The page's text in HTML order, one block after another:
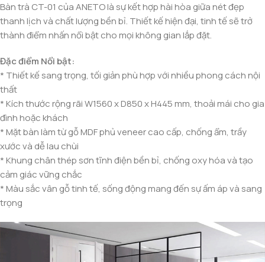
Bàn trà CT-01 của ANETO là sự kết hợp hài hòa giữa nét đẹp
thanh lịch và chất lượng bền bỉ. Thiết kế hiện đại, tinh tế sẽ trở
thành điểm nhấn nổi bật cho mọi không gian lắp đặt.
Đặc điểm Nổi bật:
* Thiết kế sang trọng, tối giản phù hợp với nhiều phong cách nội
thất
* Kích thước rộng rãi W1560 x D850 x H445 mm, thoải mái cho gia
đình hoặc khách
* Mặt bàn làm từ gỗ MDF phủ veneer cao cấp, chống ẩm, trầy
xước và dễ lau chùi
* Khung chân thép sơn tĩnh điện bền bỉ, chống oxy hóa và tạo
cảm giác vững chắc
* Màu sắc vân gỗ tinh tế, sống động mang đến sự ấm áp và sang
trọng